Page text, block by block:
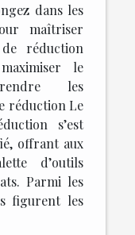
dans les
maîtriser
réduction
le
les
réduction Le
s’est
offrant aux
d’outils
Parmi les
figurent les